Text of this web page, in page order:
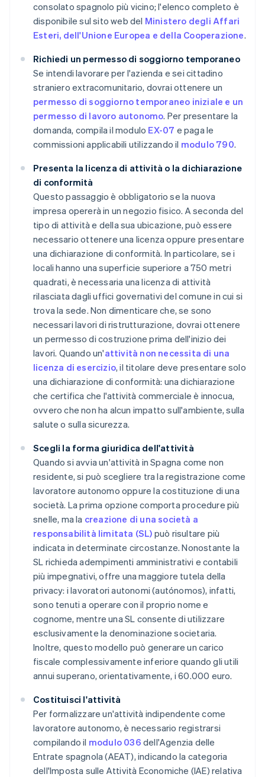
consolato spagnolo più vicino; l'elenco completo è
disponibile sul sito web del Ministero degli Affari
Esteri, dell'Unione Europea e della Cooperazione.
Richiedi un permesso di soggiorno temporaneo
Se intendi lavorare per l'azienda e sei cittadino
straniero extracomunitario, dovrai ottenere un
permesso di soggiorno temporaneo iniziale e un
permesso di lavoro autonomo. Per presentare la
domanda, compila il modulo EX-07 e paga le
commissioni applicabili utilizzando il modulo 790.
Presenta la licenza di attività o la dichiarazione
di conformità
Questo passaggio è obbligatorio se la nuova
impresa opererà in un negozio fisico. A seconda del
tipo di attività e della sua ubicazione, può essere
necessario ottenere una licenza oppure presentare
una dichiarazione di conformità. In particolare, se i
locali hanno una superficie superiore a 750 metri
quadrati, è necessaria una licenza di attività
rilasciata dagli uffici governativi del comune in cui si
trova la sede. Non dimenticare che, se sono
necessari lavori di ristrutturazione, dovrai ottenere
un permesso di costruzione prima dell'inizio dei
lavori. Quando un'attività non necessita di una
licenza di esercizio, il titolare deve presentare solo
una dichiarazione di conformità: una dichiarazione
che certifica che l'attività commerciale è innocua,
ovvero che non ha alcun impatto sull'ambiente, sulla
salute o sulla sicurezza.
Scegli la forma giuridica dell'attività
Quando si avvia un'attività in Spagna come non
residente, si può scegliere tra la registrazione come
lavoratore autonomo oppure la costituzione di una
società. La prima opzione comporta procedure più
snelle, ma la creazione di una società a
responsabilità limitata (SL) può risultare più
indicata in determinate circostanze. Nonostante la
SL richieda adempimenti amministrativi e contabili
più impegnativi, offre una maggiore tutela della
privacy: i lavoratori autonomi (autónomos), infatti,
sono tenuti a operare con il proprio nome e
cognome, mentre una SL consente di utilizzare
esclusivamente la denominazione societaria.
Inoltre, questo modello può generare un carico
fiscale complessivamente inferiore quando gli utili
annui superano, orientativamente, i 60.000 euro.
Costituisci l'attività
Per formalizzare un'attività indipendente come
lavoratore autonomo, è necessario registrarsi
compilando il modulo 036 dell'Agenzia delle
Entrate spagnola (AEAT), indicando la categoria
dell'Imposta sulle Attività Economiche (IAE) relativa